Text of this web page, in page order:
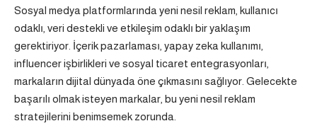
Sosyal medya platformlarında yeni nesil reklam, kullanıcı
odaklı, veri destekli ve etkileşim odaklı bir yaklaşım
gerektiriyor. İçerik pazarlaması, yapay zeka kullanımı,
influencer işbirlikleri ve sosyal ticaret entegrasyonları,
markaların dijital dünyada öne çıkmasını sağlıyor. Gelecekte
başarılı olmak isteyen markalar, bu yeni nesil reklam
stratejilerini benimsemek zorunda.